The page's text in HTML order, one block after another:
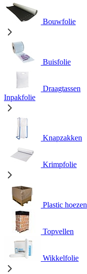
Bouwfolie
Buisfolie
Draagtassen
Inpakfolie
Knapzakken
Krimpfolie
Plastic hoezen
Topvellen
Wikkelfolie